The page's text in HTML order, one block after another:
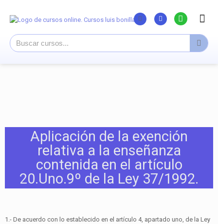
Aplicación de la exención
relativa a la enseñanza
contenida en el artículo
20.Uno.9º de la Ley 37/1992.
1.- De acuerdo con lo establecido en el artículo 4, apartado uno, de la Ley